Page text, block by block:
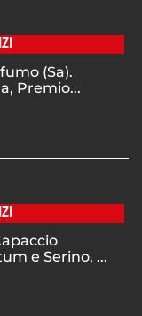
(Sa).
Premio...
e Serino, ...